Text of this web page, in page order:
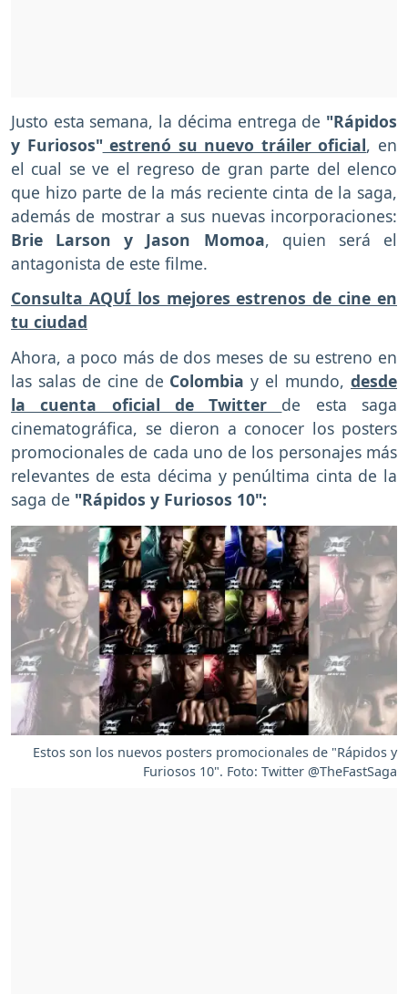
Justo esta semana, la décima entrega de "Rápidos
y Furiosos" estrenó su nuevo tráiler oficial, en
el cual se ve el regreso de gran parte del elenco
que hizo parte de la más reciente cinta de la saga,
además de mostrar a sus nuevas incorporaciones:
Brie Larson y Jason Momoa, quien será el
antagonista de este filme.
Consulta AQUÍ los mejores estrenos de cine en
tu ciudad
Ahora, a poco más de dos meses de su estreno en
las salas de cine de Colombiay el mundo,desde
la cuenta oficial de Twitter de esta saga
cinematográfica, se dieron a conocer los posters
promocionales de cada uno de los personajes más
relevantes de esta décima y penúltima cinta de la
saga de "Rápidos y Furiosos 10":
Estos son los nuevos posters promocionales de "Rápidos y
Furiosos 10". Foto: Twitter @TheFastSaga